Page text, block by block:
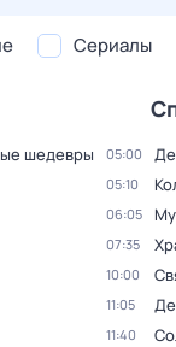
Сериалы
шедевры
05:00
05:10
06:05
07:35
10:00
11:05
11:40